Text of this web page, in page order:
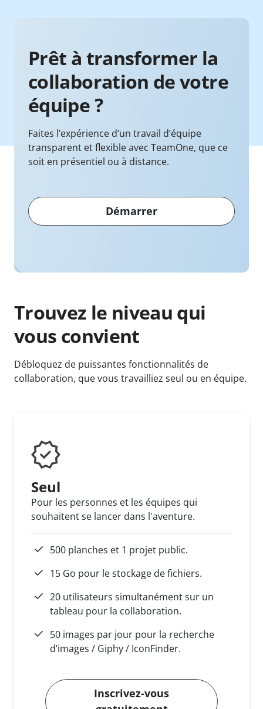
Prêt à transformer la
collaboration de votre
équipe ?
Faites l’expérience d’un travail d’équipe
transparent et flexible avec TeamOne, que ce
soit en présentiel ou à distance.
Démarrer
Trouvez le niveau qui
vous convient
Débloquez de puissantes fonctionnalités de
collaboration, que vous travailliez seul ou en équipe.
Seul
Pour les personnes et les équipes qui
souhaitent se lancer dans l'aventure.
500 planches et 1 projet public.
15 Go pour le stockage de fichiers.
20 utilisateurs simultanément sur un
tableau pour la collaboration.
50 images par jour pour la recherche
d’images / Giphy / IconFinder.
Inscrivez-vous